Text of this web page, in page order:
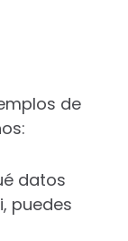
de
datos
puedes